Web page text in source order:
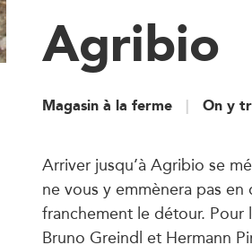
Agribio
Magasin à la ferme On y
Arriver jusqu’à Agribio se
ne vous y emmènera pas
franchement le détour. Pour
Bruno Greindl et Hermann